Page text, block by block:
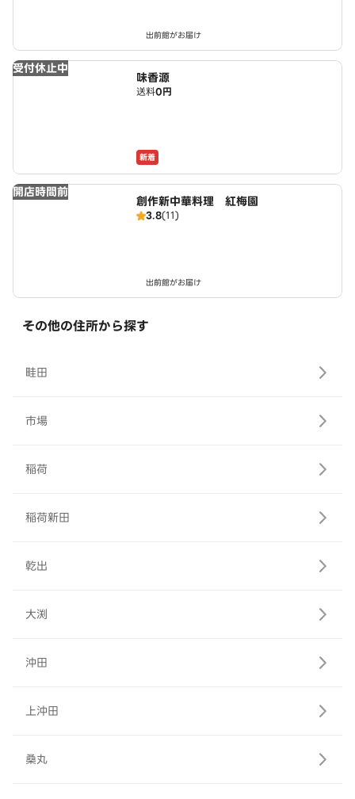
出前館がお届け
受付休止中
味香源
送料0円
新着
開店時間前
創作新中華料理 紅梅園
3.8(11)
出前館がお届け
その他の住所から探す
畦田
市場
稲荷
稲荷新田
乾出
大渕
沖田
上沖田
桑丸